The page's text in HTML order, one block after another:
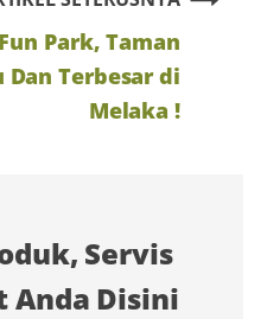
Servis
Anda Disini
Park, Taman
Dan Terbesar di
Melaka !